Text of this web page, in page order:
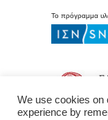
Το πρόγραμμα
We use cookies on
experience by